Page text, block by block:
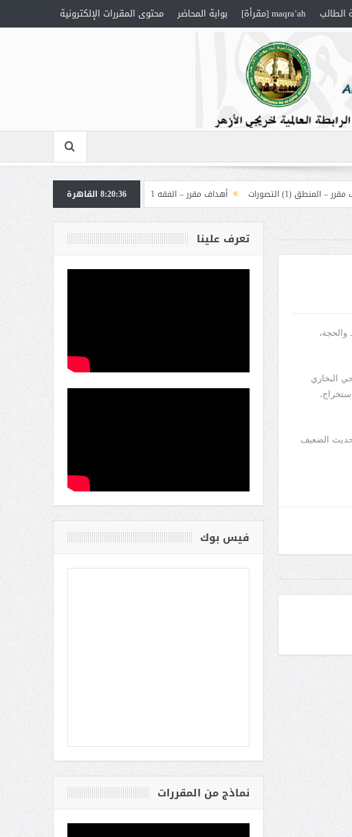
الطالب maqra’ah [مقرأة] بوابة المحاضر محتوى المقررات الإلكترونية
(1) التصورات أهداف مقرر – الفقه 1
أهداف مقرر – العقيدة “إلهيات”
8:20:37 القاهرة
والحجة،
البخاري
الضعيف
تعرف علينا
فيس بوك
نماذج من المقررات